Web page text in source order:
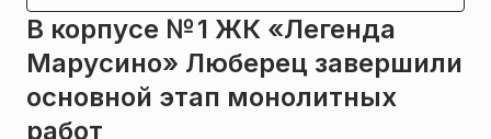
В корпусе № 1 ЖК «Легенда
Марусино» Люберец завершили
основной этап монолитных
работ